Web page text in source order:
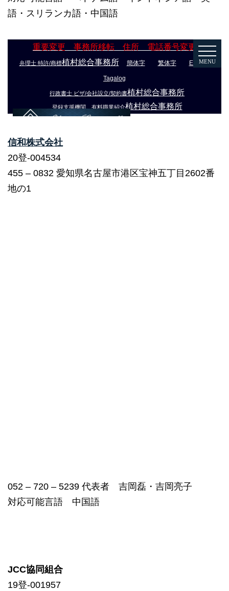
語・スリランカ語・中国語
信和株式会社
20登-004534
455 – 0832 愛知県名古屋市港区宝神五丁目2602番
地の1
052 – 720 – 5239 代表者 吉岡磊・吉岡亮子
対応可能言語 中国語
JCC協同組合
19登-001957